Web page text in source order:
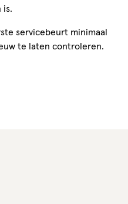
is.
servicebeurt minimaal
te laten controleren.